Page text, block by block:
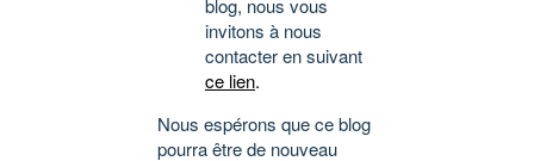
blog, nous vous
invitons à nous
contacter en suivant
ce lien.
Nous espérons que ce blog
pourra être de nouveau